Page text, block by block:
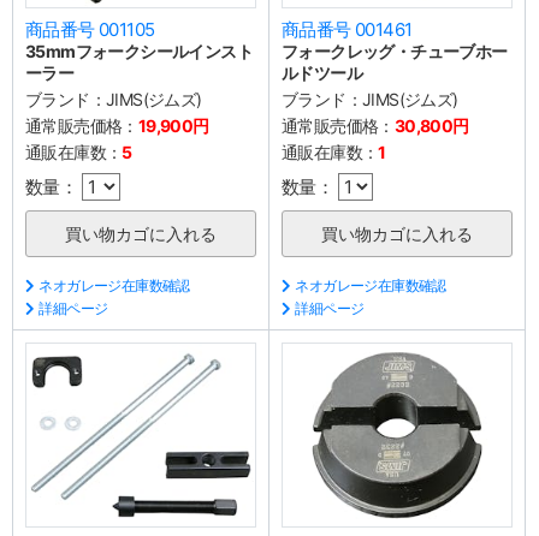
商品番号 001105
35mmフォークシールインスト
ーラー
ブランド： JIMS(ジムズ)
通常販売価格： 19,900円
通販在庫数： 5
数量：
ネオガレージ在庫数確認
詳細ページ
商品番号 001461
フォークレッグ・チューブホー
ルドツール
ブランド： JIMS(ジムズ)
通常販売価格： 30,800円
通販在庫数：1
数量：
ネオガレージ在庫数確認
詳細ページ